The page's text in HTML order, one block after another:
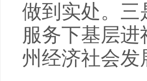
做到实处。三
服务下基层
州经济社会发